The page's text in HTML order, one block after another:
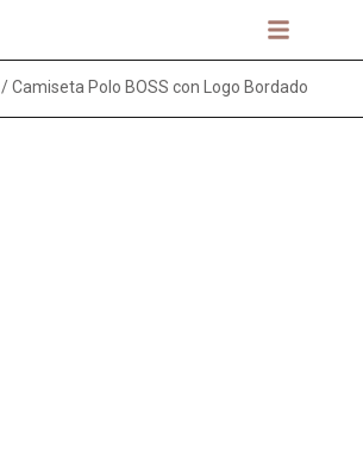
/ Camiseta Polo BOSS con Logo Bordado